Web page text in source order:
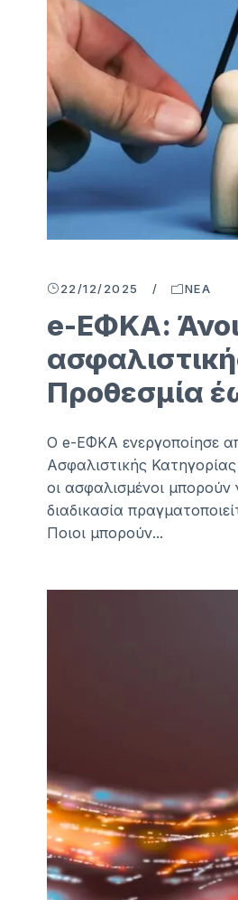
22/12/2025 / ΝΈΑ
e-ΕΦΚΑ:
Προθεσμία
Ο e-ΕΦΚΑ ενεργοποίησε
Ασφαλιστικής
οι ασφαλισμένοι
διαδικασία
Ποιοι μπορούν...